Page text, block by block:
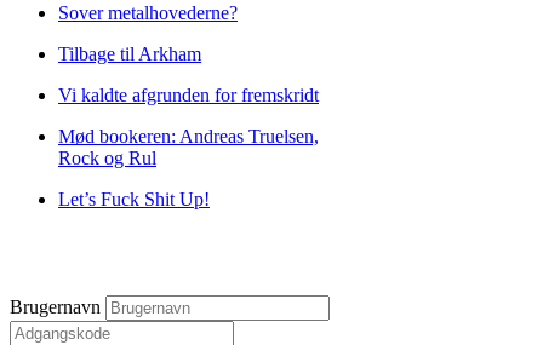
Sover metalhovederne?
Tilbage til Arkham
Vi kaldte afgrunden for fremskridt
Mød bookeren: Andreas Truelsen,
Rock og Rul
Let’s Fuck Shit Up!
Brugernavn